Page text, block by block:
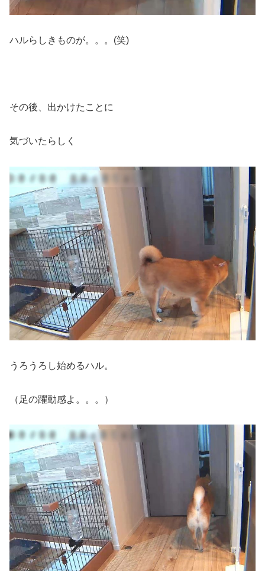
ハルらしきものが。。。(笑)
その後、出かけたことに
気づいたらしく
うろうろし始めるハル。
（足の躍動感よ。。。）